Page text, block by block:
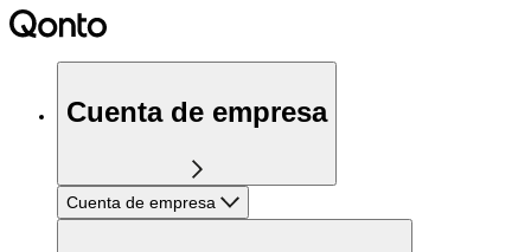
Cuenta de empresa
Cuenta de empresa